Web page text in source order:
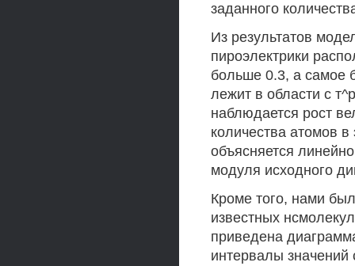
заданного
Из результатов
пироэлектрики
больше 0.3, а самое
лежит в области с
наблюдается рост
количества атомов
объясняется
модуля исходного
Кроме того, нами
известных
приведена
интервалы значений